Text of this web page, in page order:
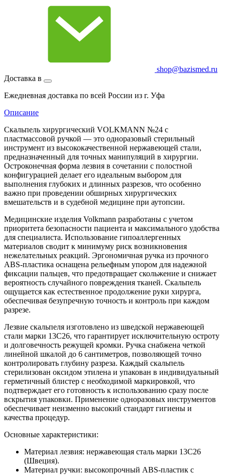
shop@bazismed.ru
Доставка в
Ежедневная доставка по всей России из г. Уфа
Описание
Скальпель хирургический VOLKMANN №24 с
пластмассовой ручкой — это одноразовый стерильный
инструмент из высококачественной нержавеющей стали,
предназначенный для точных манипуляций в хирургии.
Остроконечная форма лезвия в сочетании с полостной
конфигурацией делает его идеальным выбором для
выполнения глубоких и длинных разрезов, что особенно
важно при проведении обширных хирургических
вмешательств и в судебной медицине при аутопсии.
Медицинские изделия Volkmann разработаны с учетом
приоритета безопасности пациента и максимального удобства
для специалиста. Использование гипоаллергенных
материалов сводит к минимуму риск возникновения
нежелательных реакций. Эргономичная ручка из прочного
ABS-пластика оснащена рельефным упором для надежной
фиксации пальцев, что предотвращает скольжение и снижает
вероятность случайного повреждения тканей. Скальпель
ощущается как естественное продолжение руки хирурга,
обеспечивая безупречную точность и контроль при каждом
разрезе.
Лезвие скальпеля изготовлено из шведской нержавеющей
стали марки 13С26, что гарантирует исключительную остроту
и долговечность режущей кромки. Ручка снабжена четкой
линейной шкалой до 6 сантиметров, позволяющей точно
контролировать глубину разреза. Каждый скальпель
стерилизован оксидом этилена и упакован в индивидуальный
герметичный блистер с необходимой маркировкой, что
подтверждает его готовность к использованию сразу после
вскрытия упаковки. Применение одноразовых инструментов
обеспечивает неизменно высокий стандарт гигиены и
качества процедур.
Основные характеристики:
Материал лезвия: нержавеющая сталь марки 13С26
(Швеция).
Материал ручки: высокопрочный ABS-пластик с